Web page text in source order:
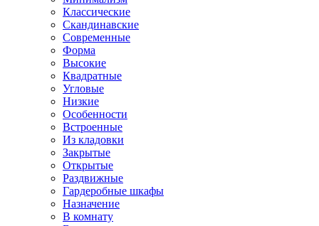
Классические
Скандинавские
Современные
Форма
Высокие
Квадратные
Угловые
Низкие
Особенности
Встроенные
Из кладовки
Закрытые
Открытые
Раздвижные
Гардеробные шкафы
Назначение
В комнату